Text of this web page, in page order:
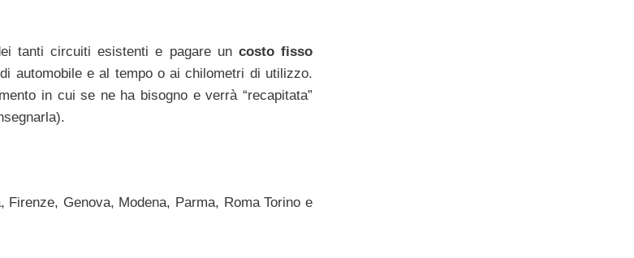
tanti circuiti esistenti e pagare un costo fisso
automobile e al tempo o ai chilometri di utilizzo.
in cui se ne ha bisogno e verrà “recapitata”
Genova, Modena, Parma, Roma Torino e